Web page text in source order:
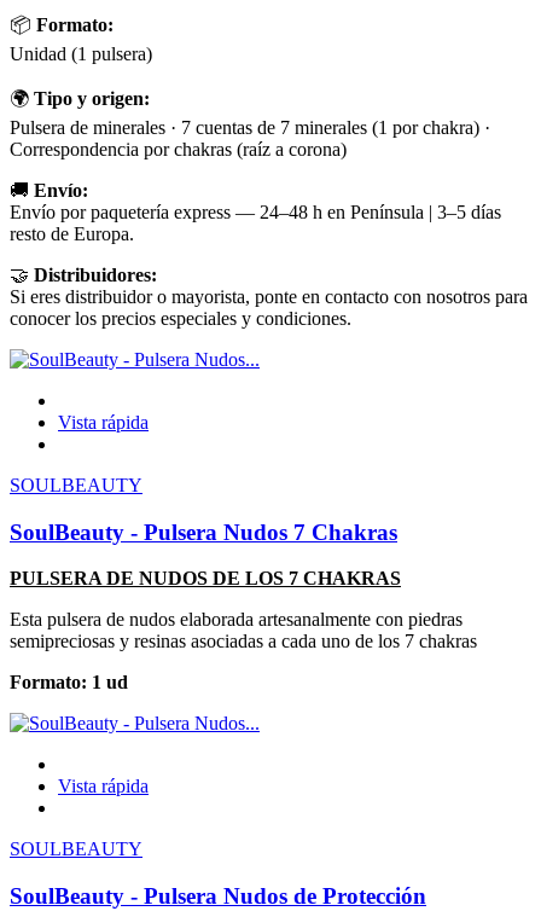
📦 Formato:
Unidad (1 pulsera)
🌍 Tipo y origen:
Pulsera de minerales · 7 cuentas de 7 minerales (1 por chakra) ·
Correspondencia por chakras (raíz a corona)
🚚 Envío:
Envío por paquetería express — 24–48 h en Península | 3–5 días
resto de Europa.
🤝 Distribuidores:
Si eres distribuidor o mayorista, ponte en contacto con nosotros para
conocer los precios especiales y condiciones.
Vista rápida
SOULBEAUTY
SoulBeauty - Pulsera Nudos 7 Chakras
PULSERA DE NUDOS DE LOS 7 CHAKRAS
Esta pulsera de nudos elaborada artesanalmente con piedras
semipreciosas y resinas asociadas a cada uno de los 7 chakras
Formato: 1 ud
Vista rápida
SOULBEAUTY
SoulBeauty - Pulsera Nudos de Protección